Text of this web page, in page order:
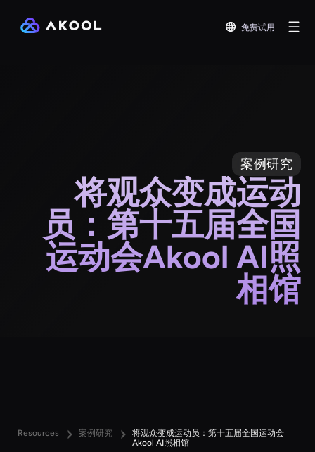
免费试用
案例研究
将观众变成运动
员：第十五届全国
运动会Akool AI照
相馆
Resources 案例研究
将观众变成运动员：第十五届全国运动会
Akool AI照相馆